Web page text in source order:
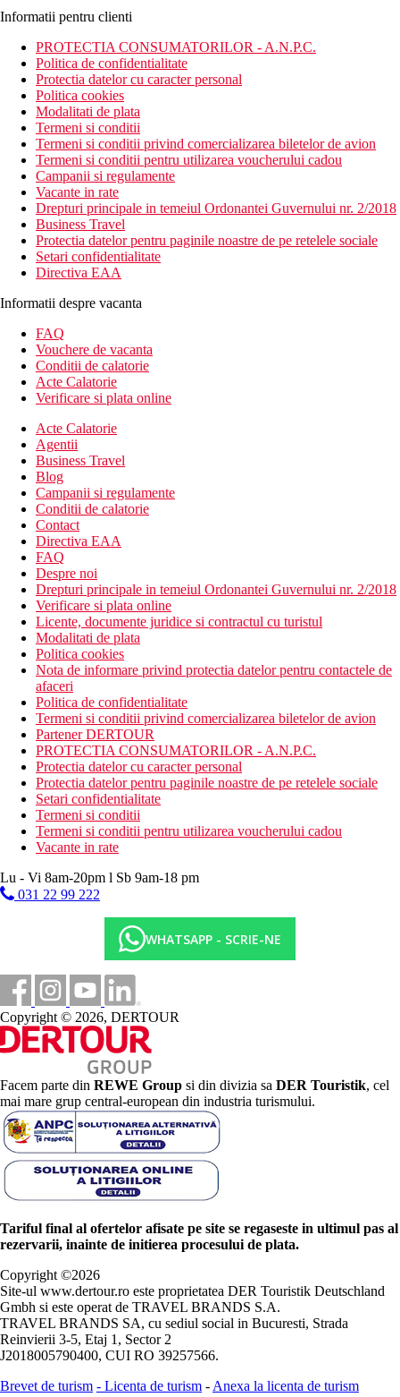
Informatii pentru clienti
PROTECTIA CONSUMATORILOR - A.N.P.C.
Politica de confidentialitate
Protectia datelor cu caracter personal
Politica cookies
Modalitati de plata
Termeni si conditii
Termeni si conditii privind comercializarea biletelor de avion
Termeni si conditii pentru utilizarea voucherului cadou
Campanii si regulamente
Vacante in rate
Drepturi principale in temeiul Ordonantei Guvernului nr. 2/2018
Business Travel
Protectia datelor pentru paginile noastre de pe retelele sociale
Setari confidentialitate
Directiva EAA
Informatii despre vacanta
FAQ
Vouchere de vacanta
Conditii de calatorie
Acte Calatorie
Verificare si plata online
Acte Calatorie
Agentii
Business Travel
Blog
Campanii si regulamente
Conditii de calatorie
Contact
Directiva EAA
FAQ
Despre noi
Drepturi principale in temeiul Ordonantei Guvernului nr. 2/2018
Verificare si plata online
Licente, documente juridice si contractul cu turistul
Modalitati de plata
Politica cookies
Nota de informare privind protectia datelor pentru contactele de
afaceri
Politica de confidentialitate
Termeni si conditii privind comercializarea biletelor de avion
Partener DERTOUR
PROTECTIA CONSUMATORILOR - A.N.P.C.
Protectia datelor cu caracter personal
Protectia datelor pentru paginile noastre de pe retelele sociale
Setari confidentialitate
Termeni si conditii
Termeni si conditii pentru utilizarea voucherului cadou
Vacante in rate
Lu - Vi 8am-20pm l Sb 9am-18 pm
031 22 99 222
WHATSAPP - SCRIE-NE
Copyright © 2026, DERTOUR
Facem parte din REWE Group si din divizia sa DER Touristik, cel
mai mare grup central-european din industria turismului.
Tariful final al ofertelor afisate pe site se regaseste in ultimul pas al
rezervarii, inainte de initierea procesului de plata.
Copyright ©2026
Site-ul www.dertour.ro este proprietatea DER Touristik Deutschland
Gmbh si este operat de TRAVEL BRANDS S.A.
TRAVEL BRANDS SA, cu sediul social in Bucuresti, Strada
Reinvierii 3-5, Etaj 1, Sector 2
J2018005790400, CUI RO 39257566.
Brevet de turism - Licenta de turism - Anexa la licenta de turism